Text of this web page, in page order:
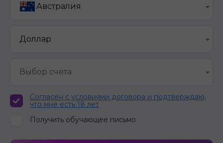
Австралия
Доллар
Выбор счета
Согласен с условиями договора и подтверждаю,
что мне есть 18 лет
Получить обучающее письмо